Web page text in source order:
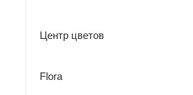
Центр цветов
Flora